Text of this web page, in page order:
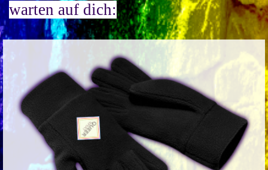
warten auf dich: